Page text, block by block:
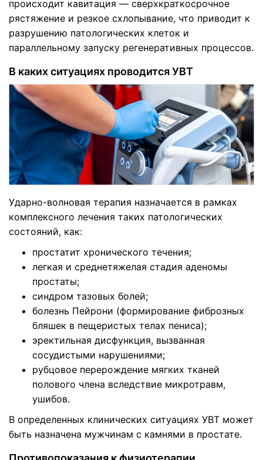
происходит кавитация — сверхкраткосрочное
рястяжение и резкое схлопывание, что приводит к
разрушению патологических клеток и
параллельному запуску регенеративных процессов.
В каких ситуациях проводится УВТ
Ударно-волновая терапия назначается в рамках
комплексного лечения таких патологических
состояний, как:
простатит хронического течения;
легкая и среднетяжелая стадия аденомы
простаты;
синдром тазовых болей;
болезнь Пейрони (формирование фиброзных
бляшек в пещеристых телах пениса);
эректильная дисфункция, вызванная
сосудистыми нарушениями;
рубцовое перерождение мягких тканей
полового члена вследствие микротравм,
ушибов.
В определенных клинических ситуациях УВТ может
быть назначена мужчинам с камнями в простате.